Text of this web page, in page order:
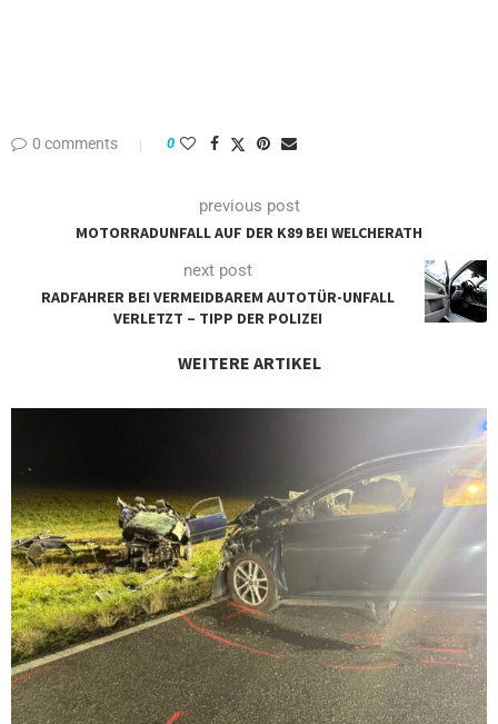
0 comments 0
previous post
MOTORRADUNFALL AUF DER K89 BEI WELCHERATH
next post
RADFAHRER BEI VERMEIDBAREM AUTOTÜR-UNFALL
VERLETZT – TIPP DER POLIZEI
WEITERE ARTIKEL